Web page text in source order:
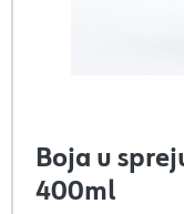
Boja u
400ml